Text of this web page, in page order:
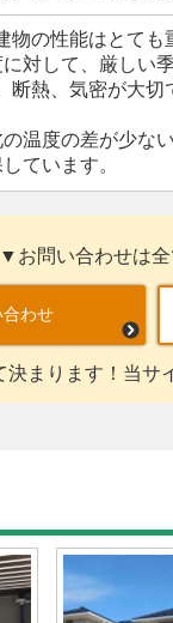
物の性能はとても
対して、厳しい
断熱、気密が大
温度の差が少な
ています。
▼お問い合わせは
合わせ
まります！当サ